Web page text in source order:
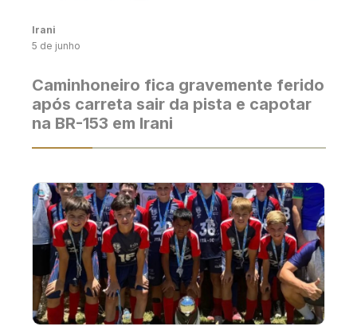
Irani
5 de junho
Caminhoneiro fica gravemente ferido
após carreta sair da pista e capotar
na BR-153 em Irani